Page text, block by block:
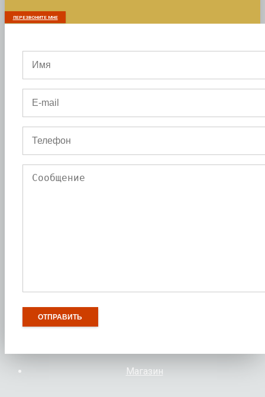
ПЕРЕЗВОНИТЕ МНЕ
Магазин